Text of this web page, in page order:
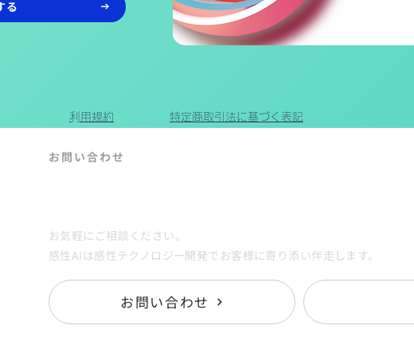
ードする
​利用規約 特定商取引法に基づく表記
​お問い合わせ
お気軽にご相談ください。
感性AIは感性テクノロジー開発でお客様に寄り添い伴走します。
お問い合わせ